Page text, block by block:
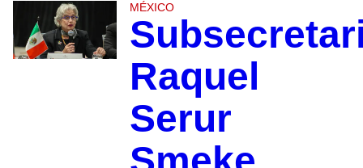
MÉXICO
Raquel
Serur